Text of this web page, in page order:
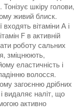
шкіру голови,
живий блиск.
вітаміни А і
F в активній
роботу сальних
зміцнюють,
еластичність і
волосся.
загоєнню дрібних
видаляє наліт, що
активно